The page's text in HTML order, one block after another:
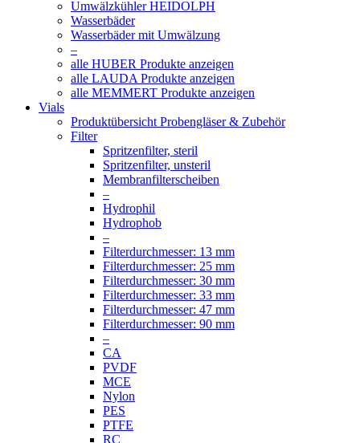
Umwälzkühler HEIDOLPH
Wasserbäder
Wasserbäder mit Umwälzung
–
alle HUBER Produkte anzeigen
alle LAUDA Produkte anzeigen
alle MEMMERT Produkte anzeigen
Vials
Produktübersicht Probengläser & Zubehör
Filter
Spritzenfilter, steril
Spritzenfilter, unsteril
Membranfilterscheiben
–
Hydrophil
Hydrophob
–
Filterdurchmesser: 13 mm
Filterdurchmesser: 25 mm
Filterdurchmesser: 30 mm
Filterdurchmesser: 33 mm
Filterdurchmesser: 47 mm
Filterdurchmesser: 90 mm
–
CA
PVDF
MCE
Nylon
PES
PTFE
RC